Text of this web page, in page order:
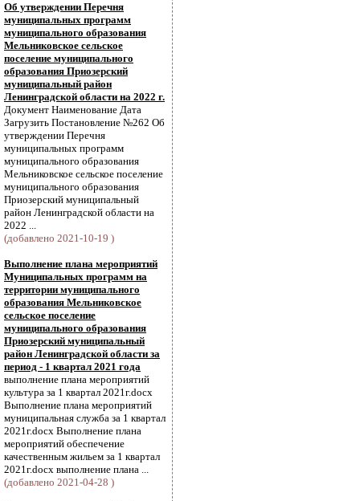
Об утверждении Перечня
муниципальных программ
муниципального образования
Мельниковское сельское
поселение муниципального
образования Приозерский
муниципальный район
Ленинградской области на 2022 г.
Документ Наименование Дата
Загрузить Постановление №262 Об
утверждении Перечня
муниципальных программ
муниципального образования
Мельниковское сельское поселение
муниципального образования
Приозерский муниципальный
район Ленинградской области на
2022 ...
(добавлено 2021-10-19 )
Выполнение плана мероприятий
Муниципальных программ на
территории муниципального
образования Мельниковское
сельское поселение
муниципального образования
Приозерский муниципальный
район Ленинградской области за
период - 1 квартал 2021 года
выполнение плана мероприятий
культура за 1 квартал 2021г.docx
Выполнение плана мероприятий
муниципальная служба за 1 квартал
2021г.docx Выполнение плана
мероприятий обеспечение
качественным жильем за 1 квартал
2021г.docx выполнение плана ...
(добавлено 2021-04-28 )